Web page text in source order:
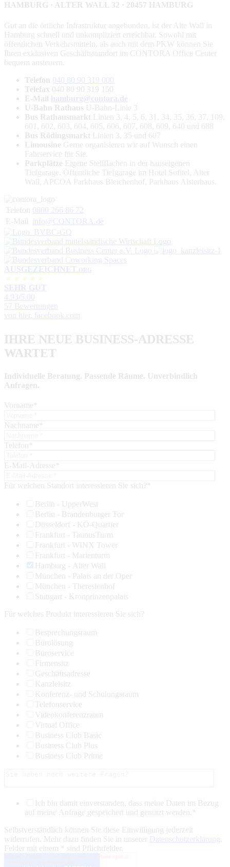
HAMBURG · ALTER WALL 32 · 20457 HAMBURG
Gut an die örtliche Infrastruktur angebunden, ist der Alte Wall in
Hamburg schnell und unkompliziert erreichbar. Sowohl mit
öffentlichen Verkehrsmitteln, als auch mit dem PKW können Sie
Ihren exklusiven Geschäftsstandort im CONTORA Office Center
bequem ansteuern.
Telefon 040 80 90 319 000
Telefax 040 80 90 319 150
E-Mail hamburg@contora.de
U-Bahn Rathaus U-Bahn-Linie 3
Bus Rathausmarkt Linien 3, 4, 5, 6, 31, 34, 35, 36, 37, 109,
601, 602, 603, 604, 605, 606, 607, 608, 609, 640 und 688
Bus Rödingsmarkt Linien 3, 35 und 607
Limousine Gerne organisieren wir auf Wunsch einen
Fahrservice für Sie.
Parkplätze Eigene Stellflächen in der hauseigenen
Tiefgarage. Öffentliche Tiefgarage im Hotel Sofitel, Alter
Wall, APCOA Parkhaus Bleichenhof, Parkhaus Alsterhaus.
Telefon
0800 266 86 72
E-Mail
info@CONTORA.de
AUSGEZEICHNET .ORG
SEHR GUT
4.93 /5.00
57 Bewertungen
von hier, facebook.com
IHRE NEUE BUSINESS-ADRESSE
WARTET
Individuelle Beratung. Passende Räume. Unverbindlich
Anfragen.
Vorname
Nachname
Telefon
E-Mail-Adresse
Für welchen Standort interessieren Sie sich?
Berlin - UpperWest
Berlin - Brandenburger Tor
Düsseldorf - KÖ-Quartier
Frankfurt - TaunusTurm
Frankfurt - WINX Tower
Frankfurt - Marienturm
Hamburg - Alter Wall
München - Palais an der Oper
München - Theresienhof
Stuttgart - Kronprinzenpalais
Für welches Produkt interessieren Sie sich?
Besprechungsraum
Bürolösung
Büroservice
Firmensitz
Geschäftsadresse
Kanzleisitz
Konferenz- und Schulungsraum
Telefonservice
Videokonferenzraum
Virtual Office
Business Club Basic
Business Club Plus
Business Club Prime
Ich bin damit einverstanden, dass meine Daten im Bezug
auf meine Anfrage gespeichert und genutzt werden.
Selbstverständlich können Sie diese Einwilligung jederzeit
widerrufen. Mehr dazu finden Sie in unserer
Datenschutzerklärung
Felder mit einem * sind Pflichtfelder.